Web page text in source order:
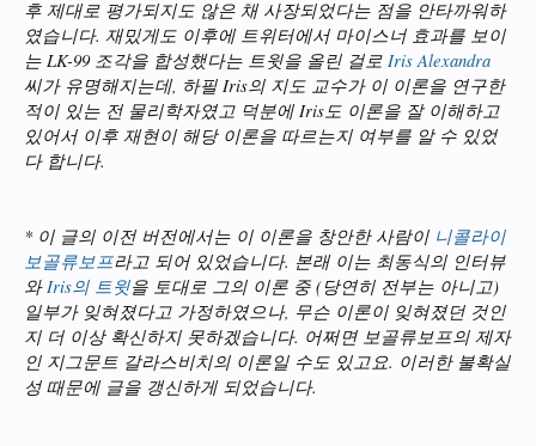
후 제대로 평가되지도 않은 채 사장되었다는 점을 안타까워하
였습니다. 재밌게도 이후에 트위터에서 마이스너 효과를 보이
는 LK-99 조각을 합성했다는 트윗을 올린 걸로 Iris Alexandra
씨가 유명해지는데, 하필 Iris의 지도 교수가 이 이론을 연구한
적이 있는 전 물리학자였고 덕분에 Iris도 이론을 잘 이해하고
있어서 이후 재현이 해당 이론을 따르는지 여부를 알 수 있었
다 합니다.
* 이 글의 이전 버전에서는 이 이론을 창안한 사람이 니콜라이
보골류보프라고 되어 있었습니다. 본래 이는 최동식의 인터뷰
와 Iris의 트윗을 토대로 그의 이론 중 (당연히 전부는 아니고)
일부가 잊혀졌다고 가정하였으나, 무슨 이론이 잊혀졌던 것인
지 더 이상 확신하지 못하겠습니다. 어쩌면 보골류보프의 제자
인 지그문트 갈라스비치의 이론일 수도 있고요. 이러한 불확실
성 때문에 글을 갱신하게 되었습니다.